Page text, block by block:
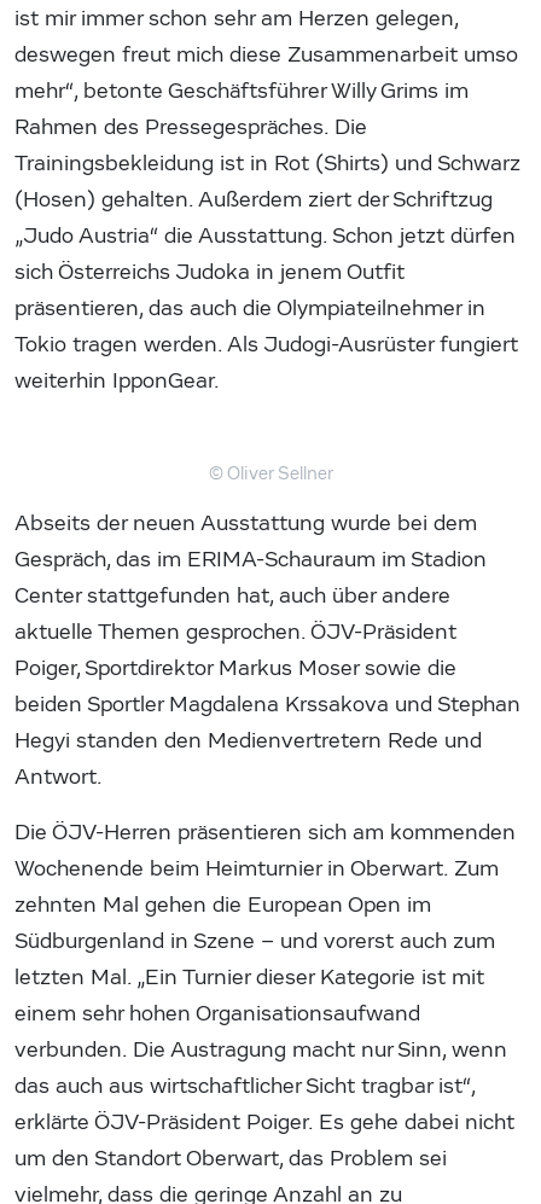
ist mir immer schon sehr am Herzen gelegen,
deswegen freut mich diese Zusammenarbeit umso
mehr“, betonte Geschäftsführer Willy Grims im
Rahmen des Pressegespräches. Die
Trainingsbekleidung ist in Rot (Shirts) und Schwarz
(Hosen) gehalten. Außerdem ziert der Schriftzug
„Judo Austria“ die Ausstattung. Schon jetzt dürfen
sich Österreichs Judoka in jenem Outfit
präsentieren, das auch die Olympiateilnehmer in
Tokio tragen werden. Als Judogi-Ausrüster fungiert
weiterhin IpponGear.
© Oliver Sellner
Abseits der neuen Ausstattung wurde bei dem
Gespräch, das im ERIMA-Schauraum im Stadion
Center stattgefunden hat, auch über andere
aktuelle Themen gesprochen. ÖJV-Präsident
Poiger, Sportdirektor Markus Moser sowie die
beiden Sportler Magdalena Krssakova und Stephan
Hegyi standen den Medienvertretern Rede und
Antwort.
Die ÖJV-Herren präsentieren sich am kommenden
Wochenende beim Heimturnier in Oberwart. Zum
zehnten Mal gehen die European Open im
Südburgenland in Szene – und vorerst auch zum
letzten Mal. „Ein Turnier dieser Kategorie ist mit
einem sehr hohen Organisationsaufwand
verbunden. Die Austragung macht nur Sinn, wenn
das auch aus wirtschaftlicher Sicht tragbar ist“,
erklärte ÖJV-Präsident Poiger. Es gehe dabei nicht
um den Standort Oberwart, das Problem sei
vielmehr, dass die geringe Anzahl an zu